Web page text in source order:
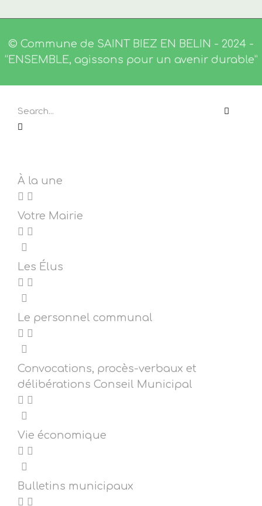
© Commune de SAINT BIEZ EN BELIN - 2024 -
“ENSEMBLE, agissons pour un avenir durable”
À la une
Votre Mairie
Les Élus
Le personnel communal
Convocations, procès-verbaux et
délibérations Conseil Municipal
Vie économique
Bulletins municipaux